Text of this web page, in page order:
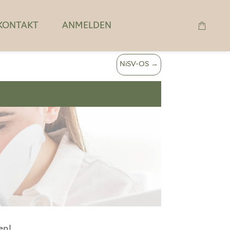
ANMELDEN
NiSV-OS→